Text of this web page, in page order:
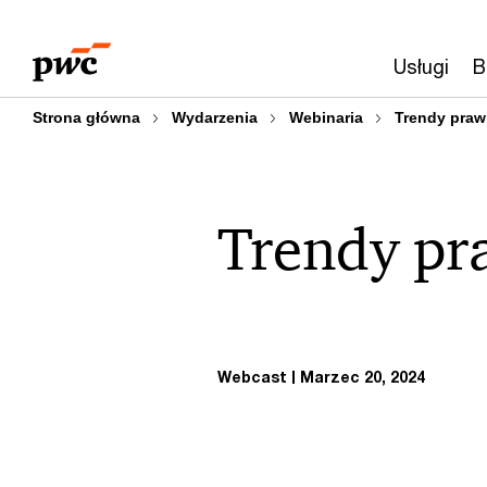
treści
stopki
Usługi
Strona główna Wydarzenia Webinaria Trendy
Trendy
Webcast Marzec 20, 2024